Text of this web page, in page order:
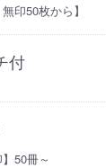
印50枚から】
付
50冊～